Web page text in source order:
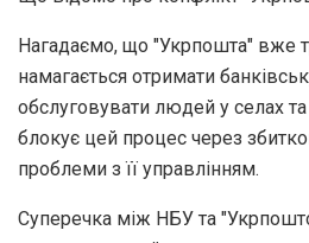
Нагадаємо, що "Укрпошта" вже
намагається отримати
обслуговувати людей у селах
блокує цей процес через
проблеми з її управлінням.
Суперечка між НБУ та